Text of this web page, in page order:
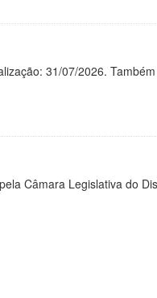
31/07/2026.
Câmara Legislativa do